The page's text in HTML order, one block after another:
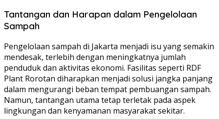
Tantangan dan Harapan dalam Pengelolaan
Sampah
Pengelolaan sampah di Jakarta menjadi isu yang semakin
mendesak, terlebih dengan meningkatnya jumlah
penduduk dan aktivitas ekonomi. Fasilitas seperti RDF
Plant Rorotan diharapkan menjadi solusi jangka panjang
dalam mengurangi beban tempat pembuangan sampah.
Namun, tantangan utama tetap terletak pada aspek
lingkungan dan kenyamanan masyarakat sekitar.